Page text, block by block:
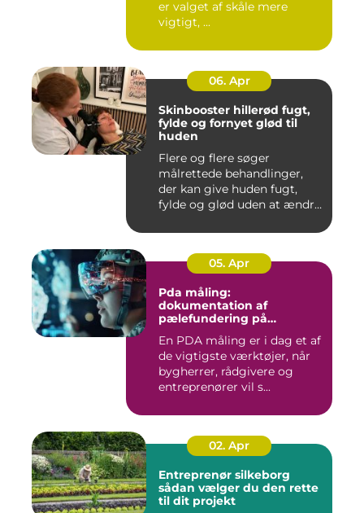
er valget af skåle mere
vigtigt, ...
06. Apr
Skinbooster hillerød fugt,
fylde og fornyet glød til
huden
Flere og flere søger
målrettede behandlinger,
der kan give huden fugt,
fylde og glød uden at ændre
05. Apr
Pda måling:
dokumentation af
pælefundering på
En PDA måling er i dag et af
de vigtigste værktøjer, når
bygherrer, rådgivere og
entreprenører vil s...
02. Apr
Entreprenør silkeborg
sådan vælger du den rette
til dit projekt